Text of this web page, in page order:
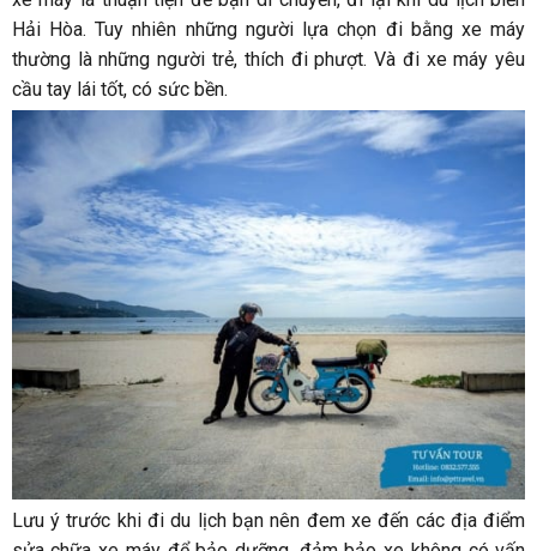
Hải Hòa. Tuy nhiên những người lựa chọn đi bằng xe máy
thường là những người trẻ, thích đi phượt. Và đi xe máy yêu
cầu tay lái tốt, có sức bền.
Lưu ý trước khi đi du lịch bạn nên đem xe đến các địa điểm